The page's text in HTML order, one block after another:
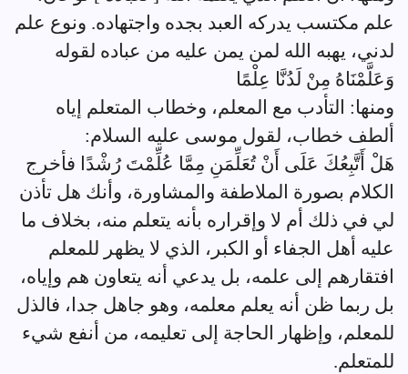
علم مكتسب يدركه العبد بجده واجتهاده. ونوع علم
لدني، يهبه الله لمن يمن عليه من عباده لقوله
وَعَلَّمْنَاهُ مِنْ لَدُنَّا عِلْمًا
ومنها: التأدب مع المعلم، وخطاب المتعلم إياه
ألطف خطاب، لقول موسى عليه السلام:
هَلْ أَتَّبِعُكَ عَلَى أَنْ تُعَلِّمَنِ مِمَّا عُلِّمْتَ رُشْدًا فأخرج
الكلام بصورة الملاطفة والمشاورة، وأنك هل تأذن
لي في ذلك أم لا وإقراره بأنه يتعلم منه، بخلاف ما
عليه أهل الجفاء أو الكبر، الذي لا يظهر للمعلم
افتقارهم إلى علمه، بل يدعي أنه يتعاون هم وإياه،
بل ربما ظن أنه يعلم معلمه، وهو جاهل جدا، فالذل
للمعلم، وإظهار الحاجة إلى تعليمه، من أنفع شيء
للمتعلم.